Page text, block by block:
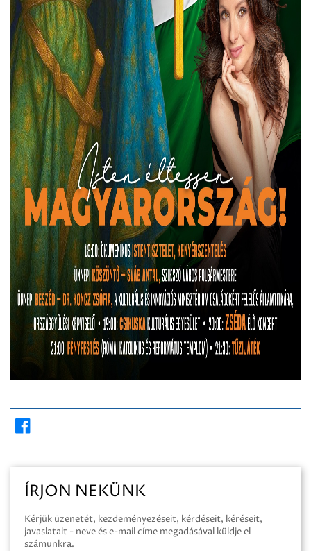
ÍRJON NEKÜNK
Kérjük üzenetét, kezdeményezéseit, kérdéseit, kéréseit,
javaslatait - neve és e-mail címe megadásával küldje el
számunkra.